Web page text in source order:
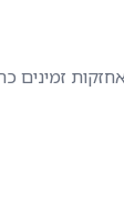
אחזקות זמינים